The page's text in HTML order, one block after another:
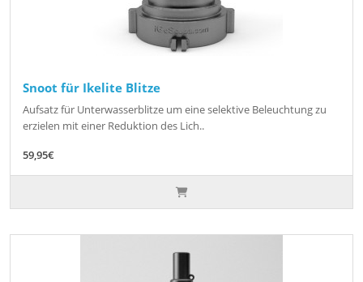
Snoot für Ikelite Blitze
Aufsatz für Unterwasserblitze um eine selektive Beleuchtung zu
erzielen mit einer Reduktion des Lich..
59,95€